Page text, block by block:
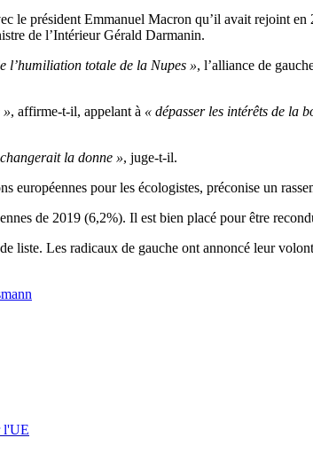
le président Emmanuel Macron qu’il avait rejoint
de l’Intérieur Gérald Darmanin.
l’humiliation totale de la Nupes », l’alliance de
», affirme-t-il, appelant à « dépasser les intérêts de la
la donne », juge-t-il.
pour les écologistes, préconise un
de 2019 (6,2%). Il est bien placé pour être
liste. Les radicaux de gauche ont annoncé leur
l'UE